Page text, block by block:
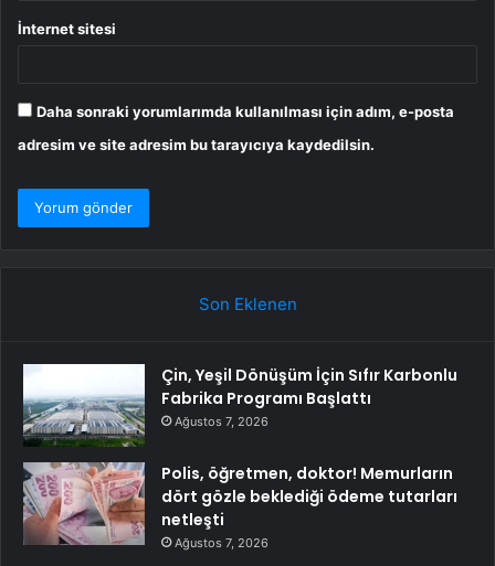
İnternet sitesi
Daha sonraki yorumlarımda kullanılması için adım, e-posta
adresim ve site adresim bu tarayıcıya kaydedilsin.
Son Eklenen
Çin, Yeşil Dönüşüm İçin Sıfır Karbonlu
Fabrika Programı Başlattı
Ağustos 7, 2026
Polis, öğretmen, doktor! Memurların
dört gözle beklediği ödeme tutarları
netleşti
Ağustos 7, 2026